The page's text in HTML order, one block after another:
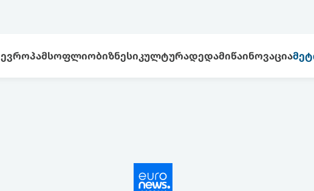
ᲔᲕᲠᲝᲞᲐᲛᲡᲝᲤᲚᲘᲝᲑᲘᲖᲜᲔᲡᲘᲙᲣᲚᲢᲣᲠᲐᲓᲔᲓᲐᲛᲘᲬᲐᲘᲜᲝᲕᲐᲪᲘᲐ